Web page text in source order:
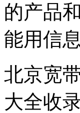
的产品
能用信
北京宽
大全收